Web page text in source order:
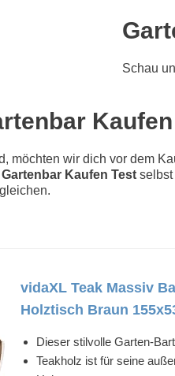
Schau
möchten wir dich vor dem
Gartenbar Kaufen Test
vidaXL Teak Massiv
Holztisch Braun
Dieser stilvolle Garten-
Teakholz ist für seine